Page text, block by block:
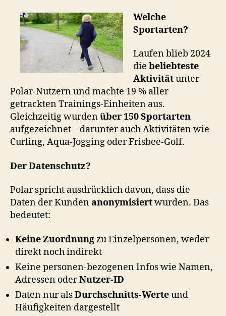
Welche
Sportarten?
Laufen blieb 2024
die beliebteste
Aktivitätunter
Polar-Nutzern und machte 19 % aller
getrackten Trainings-Einheiten aus.
Gleichzeitig wurdenüber 150 Sportarten
aufgezeichnet – darunter auch Aktivitäten wie
Curling, Aqua-Jogging oder Frisbee-Golf.
Der Datenschutz?
Polar spricht ausdrücklich davon, dass die
Daten der Kundenanonymisiertwurden. Das
bedeutet:
Keine Zuordnungzu Einzelpersonen, weder
direkt noch indirekt
Keine personen-bezogenen Infos wie Namen,
Adressen oderNutzer-ID
Daten nur alsDurchschnitts-Werteund
Häufigkeiten dargestellt